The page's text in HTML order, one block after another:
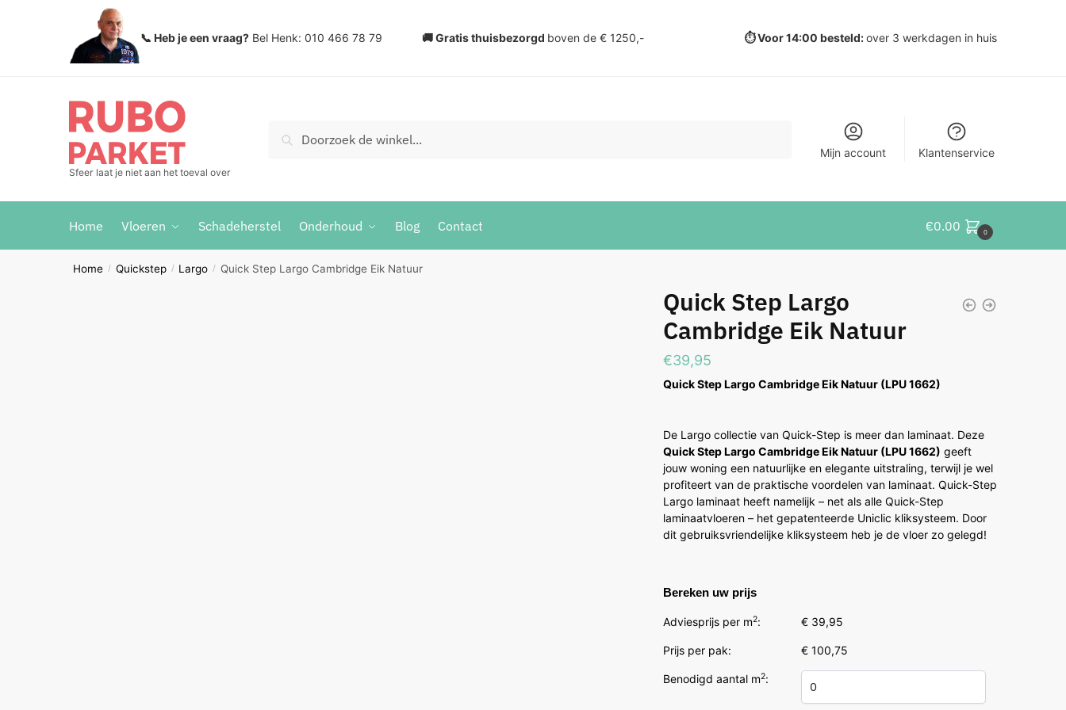
📞 Heb je een vraag? Bel Henk: 010 466 78 79 🚚 Gratis thuisbezorgd boven de € 1250,- ⏱️ Voor 14:00 besteld:over 3 werkdagen in huis
Sfeer laat je niet aan het toeval over
voor:
Mijn account Klantenservice
Home Vloeren Schadeherstel Onderhoud Blog Contact €0.00 0
Home / Quickstep / Largo / Quick Step Largo Cambridge Eik Natuur
Quick Step Largo
Cambridge Eik Natuur
€39,95
Quick Step Largo Cambridge Eik Natuur (LPU 1662)
De Largo collectie van Quick-Step is meer dan laminaat. Deze
Quick Step Largo Cambridge Eik Natuur (LPU 1662) geeft
jouw woning een natuurlijke en elegante uitstraling, terwijl je wel
profiteert van de praktische voordelen van laminaat. Quick-Step
Largo laminaat heeft namelijk – net als alle Quick-Step
laminaatvloeren – het gepatenteerde Uniclic kliksysteem. Door
dit gebruiksvriendelijke kliksysteem heb je de vloer zo gelegd!
Bereken uw prijs
Adviesprijs per m2: € 39,95
Prijs per pak: € 100,75
Benodigd aantal m2: